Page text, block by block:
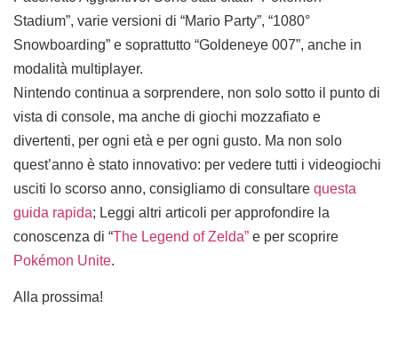
Stadium”, varie versioni di “Mario Party”, “1080°
Snowboarding” e soprattutto “Goldeneye 007”, anche in
modalità multiplayer.
Nintendo continua a sorprendere, non solo sotto il punto di
vista di console, ma anche di giochi mozzafiato e
divertenti, per ogni età e per ogni gusto. Ma non solo
quest’anno è stato innovativo: per vedere tutti i videogiochi
usciti lo scorso anno, consigliamo di consultare questa
guida rapida; Leggi altri articoli per approfondire la
conoscenza di “The Legend of Zelda” e per scoprire
Pokémon Unite.
Alla prossima!